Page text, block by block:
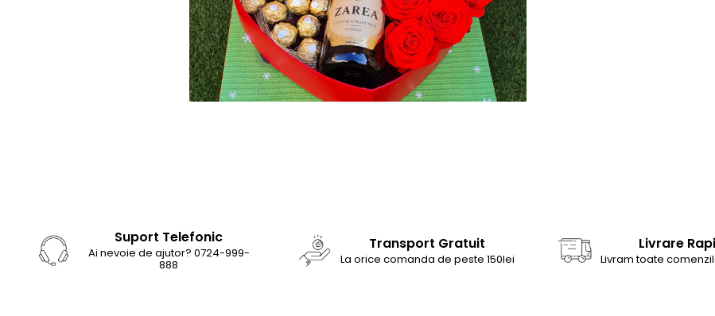
Suport Telefonic
Ai nevoie de ajutor? 0724-999-
888
Transport Gratuit
La orice comanda de peste 150lei
Livrare
Livram toate